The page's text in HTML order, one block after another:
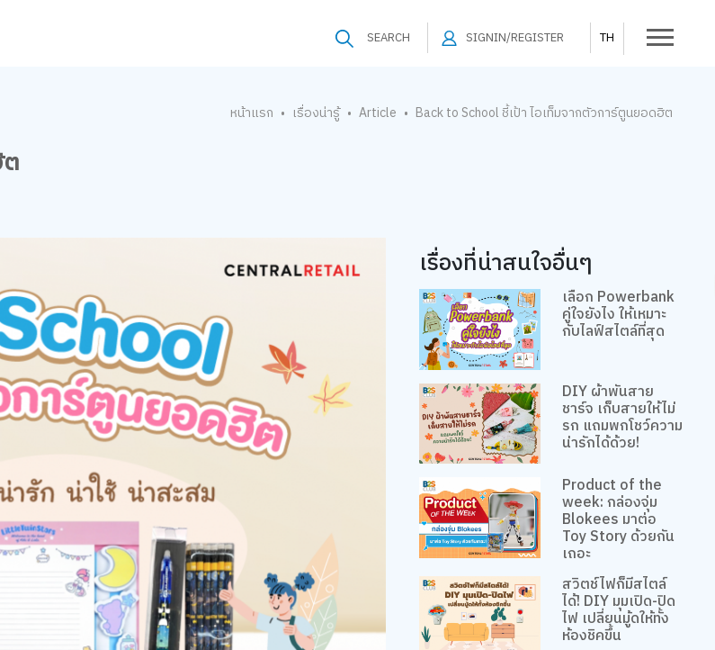
SEARCH SIGNIN/REGISTER TH
หน้าแรก • เรื่องน่ารู้ • Article • Back to School ชี้เป้า ไอเท็มจากตัวการ์ตูนยอดฮิต
เรื่องที่น่าสนใจอื่นๆ
เลือก Powerbank
คู่ใจยังไง ให้เหมาะ
กับไลฟ์สไตล์ที่สุด
DIY ผ้าพันสาย
ชาร์จ เก็บสายให้ไม่
รก แถมพกโชว์ความ
น่ารักได้ด้วย!
Product of the
week: กล่องจุ่ม
Blokees มาต่อ
Toy Story ด้วยกัน
เถอะ
สวิตช์ไฟก็มีสไตล์
ได้! DIY มุมเปิด-ปิด
ไฟ เปลี่ยนมู้ดให้ทั้ง
ห้องชิคขึ้น